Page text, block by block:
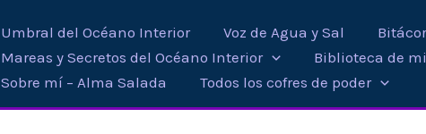
Umbral del Océano Interior Voz de Agua y Sal
Mareas y Secretos del Océano Interior
Biblioteca de
Sobre mí – Alma Salada
Todos los cofres de poder